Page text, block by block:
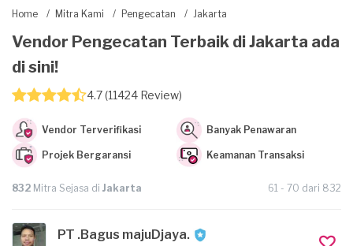
Home / Mitra Kami / Pengecatan / Jakarta
Vendor Pengecatan Terbaik di Jakarta ada
di sini!
4.7 (11424 Review)
Vendor Terverifikasi Banyak Penawaran
Projek Bergaransi Keamanan Transaksi
832 Mitra Sejasa di Jakarta 61 - 70 dari 832
PT .Bagus majuDjaya.